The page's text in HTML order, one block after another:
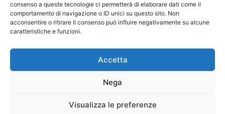
consenso a queste tecnologie ci permetterà di elaborare dati come il
comportamento di navigazione o ID unici su questo sito. Non
acconsentire o ritirare il consenso può influire negativamente su alcune
caratteristiche e funzioni.
Accetta
Nega
Visualizza le preferenze
Contatti Cookie Policy Privacy Policy